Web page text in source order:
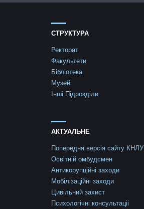
СТРУКТУРА
Ректорат
Факультети
Бібліотека
Музей
Інші Підрозділи
АКТУАЛЬНЕ
Попередня версія сайту КНЛУ
Освітній омбудсмен
Антикорупційні заходи
Мобілізаційні заходи
Цивільний захист
Психологічні консультаціі